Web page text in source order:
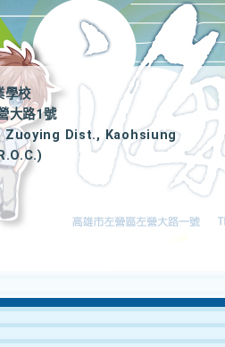
學校
大路1號
Zuoying Dist., Kaohsiung
|